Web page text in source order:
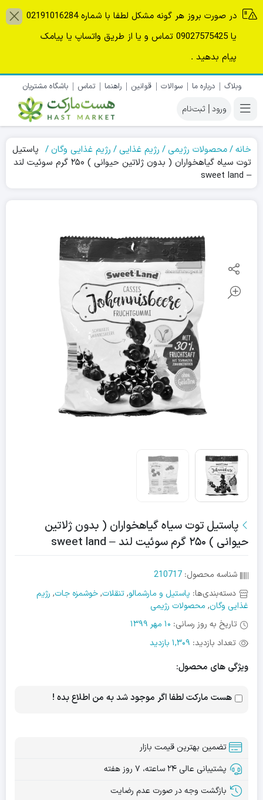
در صورت بروز هر گونه مشکل لطفا با شماره 02191016284
یا 09027575425 تماس و یا از طریق واتساپ یا پیامک
پیام بدهید .
وبلاگ درباره ما سوالات قوانین راهنما تماس باشگاه مشتریان
|
خانه محصولات رژیمی رژیم غذایی رژیم غذایی وگان
پاستیل
توت سیاه گیاهخواران ( بدون ژلاتین حیوانی ) ۲۵۰ گرم سوئیت لند
– sweet land
پاستیل توت سیاه گیاهخواران ( بدون ژلاتین
حیوانی ) ۲۵۰ گرم سوئیت لند – sweet land
شناسه محصول: 210717
دسته‌بندی‌ها: پاستیل و مارشمالو,تنقلات,خوشمزه جات, رژیم
غذایی وگان, محصولات رژیمی
تاریخ به روز رسانی: 10 مهر 1399
تعداد بازدید: 1,309 بازدید
ویژگی های محصول:
هست مارکت لطفا اگر موجود شد به من اطلاع بده !
تضمین بهترین قیمت بازار
پشتیبانی عالی ۲۴ ساعته، ۷ روز هفته
بازگشت وجه در صورت عدم رضایت